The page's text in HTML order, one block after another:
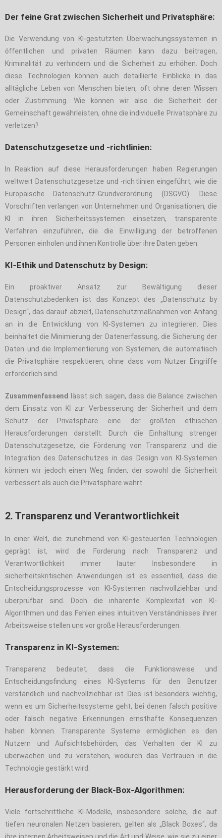
Der feine Grat zwischen Sicherheit und Privatsphäre:
Die Verwendung von KI-gestützten Überwachungssystemen in
öffentlichen und privaten Räumen kann dazu beitragen,
Kriminalität zu verhindern und die Sicherheit zu erhöhen. Doch
diese Technologien können auch detaillierte Einblicke in das
alltägliche Leben von Menschen bieten, oft ohne deren Wissen
oder Zustimmung. Wie können wir also die Sicherheit der
Gemeinschaft gewährleisten, ohne die individuelle Privatsphäre zu
verletzen?
Datenschutzgesetze und -richtlinien:
In Reaktion auf diese Herausforderungen haben Regierungen
weltweit Datenschutzgesetze und -richtlinien eingeführt, wie die
Europäische Datenschutz-Grundverordnung (DSGVO). Diese
Vorschriften verlangen von Unternehmen und Organisationen, die
KI in ihren Sicherheitssystemen einsetzen, transparente
Verfahren einzuführen, die die Einwilligung der betroffenen
Personen einholen und ihnen Kontrolle über ihre Daten geben.
KI-Ethik und Datenschutz by Design:
Ein proaktiver Ansatz zur Bewältigung dieser
Datenschutzbedenken ist das Konzept des „Datenschutz by
Design“, das darauf abzielt, Datenschutzmaßnahmen von Anfang
an in die Entwicklung von KI-Systemen zu integrieren. Dies
beinhaltet die Minimierung der Datenerfassung, die Sicherung der
Daten und die Implementierung von Systemen, die automatisch
die Privatsphäre respektieren, ohne dass vom Nutzer Eingriffe
erforderlich sind.
Zusammenfassend
lässt sich sagen, dass die Balance zwischen
dem Einsatz von KI zur Verbesserung der Sicherheit und dem
Schutz der Privatsphäre eine der größten ethischen
Herausforderungen darstellt. Durch die Einhaltung strenger
Datenschutzgesetze, die Förderung von Transparenz und die
Integration des Datenschutzes in das Design von KI-Systemen
können wir jedoch einen Weg finden, der sowohl die Sicherheit
verbessert als auch die Privatsphäre wahrt.
2. Transparenz und Verantwortlichkeit
In einer Welt, die zunehmend von KI-gesteuerten Technologien
geprägt ist, wird die Forderung nach Transparenz und
Verantwortlichkeit immer lauter. Insbesondere in
sicherheitskritischen Anwendungen ist es essentiell, dass die
Entscheidungsprozesse von KI-Systemen nachvollziehbar und
überprüfbar sind. Doch die inhärente Komplexität von KI-
Algorithmen und das Fehlen eines intuitiven Verständnisses ihrer
Arbeitsweise stellen uns vor große Herausforderungen.
Transparenz in KI-Systemen:
Transparenz bedeutet, dass die Funktionsweise und
Entscheidungsfindung eines KI-Systems für den Benutzer
verständlich und nachvollziehbar ist. Dies ist besonders wichtig,
wenn es um Sicherheitssysteme geht, bei denen falsch positive
oder falsch negative Erkennungen ernsthafte Konsequenzen
haben können. Transparente Systeme ermöglichen es den
Nutzern und Aufsichtsbehörden, das Verhalten der KI zu
überwachen und zu verstehen, wodurch das Vertrauen in die
Technologie gestärkt wird.
Herausforderung der Black-Box-Algorithmen:
Viele fortschrittliche KI-Modelle, insbesondere solche, die auf
tiefen neuronalen Netzen basieren, gelten als „Black Boxes“, da